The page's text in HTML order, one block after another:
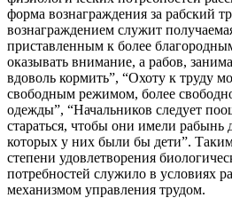
форма вознаграждения за рабский
вознаграждением служит
приставленным к более
оказывать внимание, а рабов,
вдоволь кормить”, “Охоту к труду
свободным режимом, более
одежды”, “Начальников следует
стараться, чтобы они имели рабынь
которых у них были бы дети”.
степени удовлетворения
потребностей служило в условиях
механизмом управления трудом.